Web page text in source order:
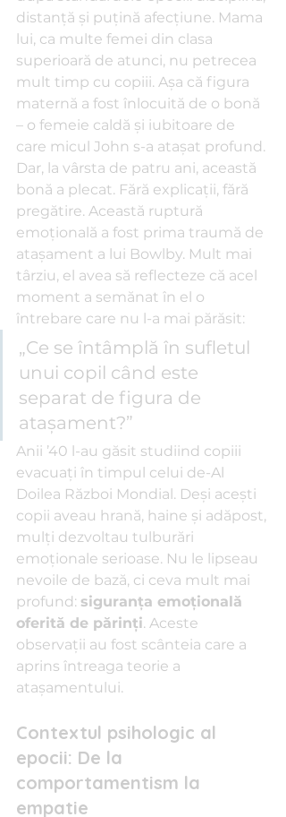
distanță și puțină afecțiune. Mama
lui, ca multe femei din clasa
superioară de atunci, nu petrecea
mult timp cu copiii. Așa că figura
maternă a fost înlocuită de o bonă
– o femeie caldă și iubitoare de
care micul John s-a atașat profund.
Dar, la vârsta de patru ani, această
bonă a plecat. Fără explicații, fără
pregătire. Această ruptură
emoțională a fost prima traumă de
atașament a lui Bowlby. Mult mai
târziu, el avea să reflecteze că acel
moment a semănat în el o
întrebare care nu l-a mai părăsit:
„Ce se întâmplă în sufletul
unui copil când este
separat de figura de
atașament?”
Anii ’40 l-au găsit studiind copiii
evacuați în timpul celui de-Al
Doilea Război Mondial. Deși acești
copii aveau hrană, haine și adăpost,
mulți dezvoltau tulburări
emoționale serioase. Nu le lipseau
nevoile de bază, ci ceva mult mai
profund: siguranța emoțională
oferită de părinți. Aceste
observații au fost scânteia care a
aprins întreaga teorie a
atașamentului.
Contextul psihologic al
epocii: De la
comportamentism la
empatie